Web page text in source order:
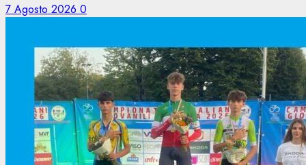
7 Agosto 2026 0